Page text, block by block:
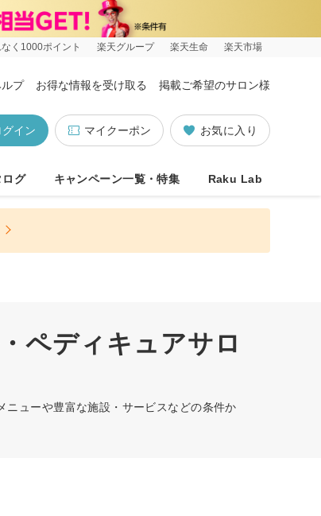
く1000ポイント 楽天グループ 楽天生命 楽天市場
プ お得な情報を受け取る 掲載ご希望のサロン様
お気に入り
マイクーポン
グイン
ログ キャンペーン一覧・特集 Raku Lab
ペディキュアサロ
ューや豊富な施設・サービスなどの条件か